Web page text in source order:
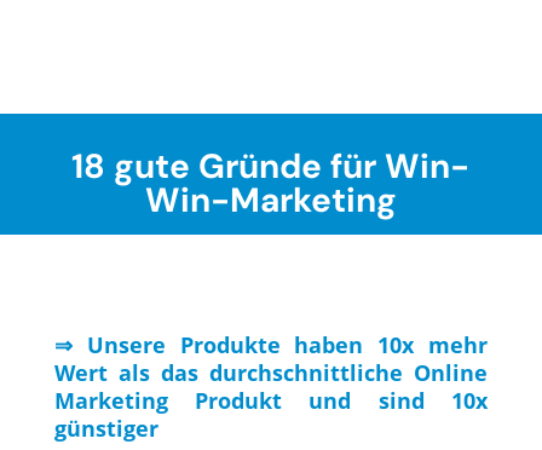
18 gute Gründe für Win-
Win-Marketing
⇒ Unsere Produkte haben 10x mehr
Wert als das durchschnittliche Online
Marketing Produkt und sind 10x
günstiger